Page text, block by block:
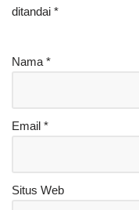
ditandai *
Nama *
Email *
Situs Web